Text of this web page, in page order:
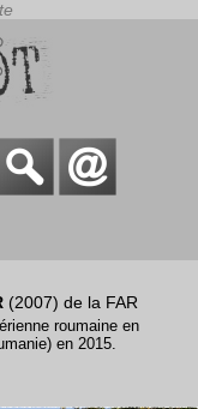
(2007) de la FAR
roumaine en
en 2015.